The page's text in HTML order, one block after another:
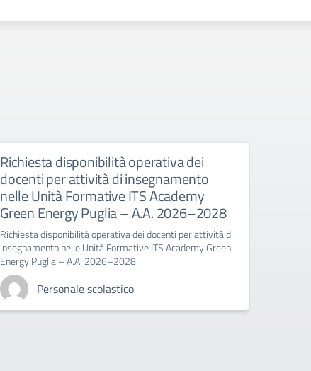
Richiesta disponibilità operativa dei
docenti per attività di insegnamento
nelle Unità Formative ITS Academy
Green Energy Puglia – A.A. 2026–2028
Richiesta disponibilità operativa dei docenti per attività di
insegnamento nelle Unità Formative ITS Academy Green
Energy Puglia – A.A. 2026–2028
Personale scolastico